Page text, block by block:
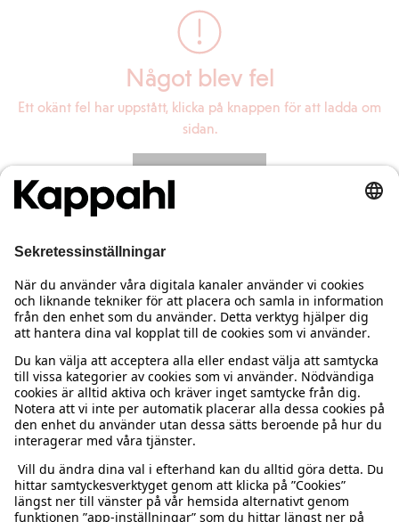
Något blev fel
Ett okänt fel har uppstått, klicka på knappen för att ladda om
sidan.